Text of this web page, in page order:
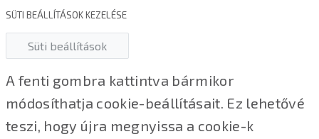
SÜTI BEÁLLÍTÁSOK KEZELÉSE
Süti beállítások
A fenti gombra kattintva bármikor
módosíthatja cookie-beállításait. Ez lehetővé
teszi, hogy újra megnyissa a cookie-k